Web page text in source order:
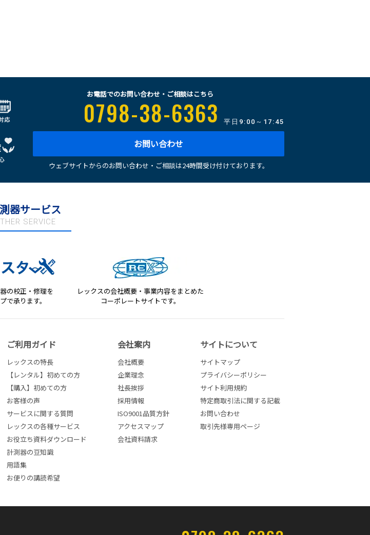
お電話でのお問い合わせ・ご相談はこちら
0798-38-6363 平日 9:00～17:45
お問い合わせ
ウェブサイトからのお問い合わせ・ご相談は24時間受け付けております。
器サービス
SERVICE
の校正・修理を
で承ります。
レックスの会社概要・事業内容をまとめた
コーポレートサイトです。
ご利用ガイド
レックスの特長
【レンタル】初めての方
【購入】初めての方
お客様の声
サービスに関する質問
レックスの各種サービス
お役立ち資料ダウンロード
計測器の豆知識
用語集
お便りの講読希望
会社案内
会社概要
企業理念
社長挨拶
採用情報
ISO9001品質方針
アクセスマップ
会社資料請求
サイトについて
サイトマップ
プライバシーポリシー
サイト利用規約
特定商取引法に関する記載
お問い合わせ
取引先様専用ページ